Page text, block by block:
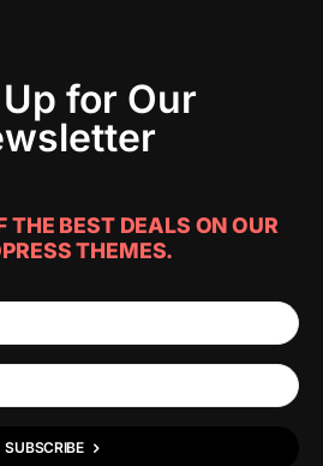
for Our
THE BEST DEALS ON OUR
THEMES.
SUBSCRIBE